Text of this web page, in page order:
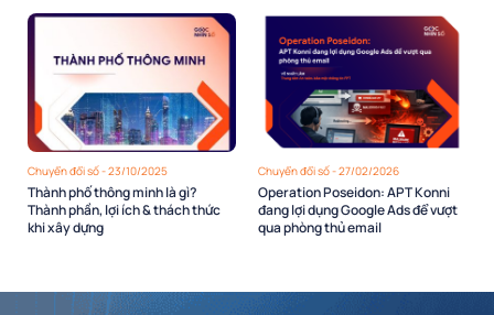
Chuyển đổi số - 23/10/2025
Thành phố thông minh là gì?
Thành phần, lợi ích & thách thức
khi xây dựng
Chuyển đổi số - 27/02/2026
Operation Poseidon: APT Konni
đang lợi dụng Google Ads để vượt
qua phòng thủ email